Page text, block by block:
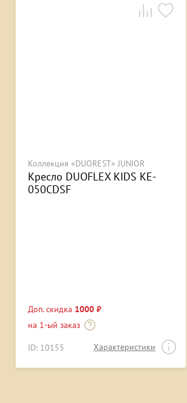
Коллекция «DUOREST» JUNIOR
Кресло DUOFLEX KIDS KE-
050СDSF
Доп. скидка 1000 ₽
на 1-ый заказ
ID: 10155 Характеристики